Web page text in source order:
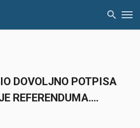
DOVOLJNO POTPISA
REFERENDUMA….